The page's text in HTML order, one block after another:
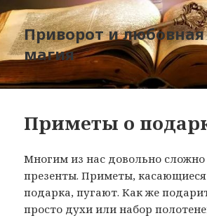
Приворот и любовная
магия
Приметы о
Многим из нас довольно
презенты. Приметы,
подарка, пугают. Как же
просто духи или набор